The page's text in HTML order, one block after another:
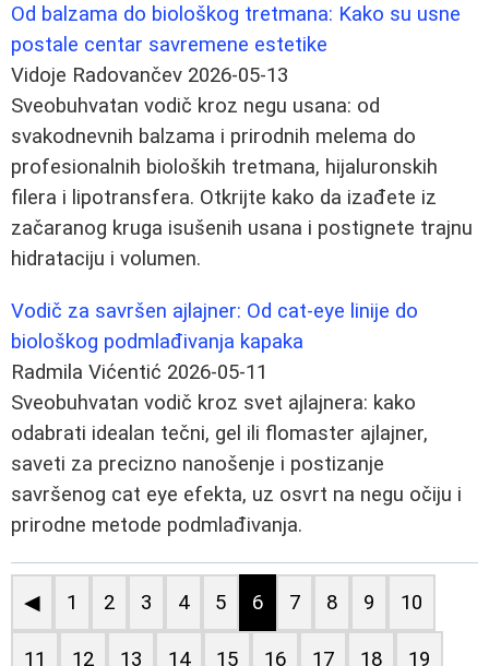
Od balzama do biološkog tretmana: Kako su usne
postale centar savremene estetike
Vidoje Radovančev 2026-05-13
Sveobuhvatan vodič kroz negu usana: od
svakodnevnih balzama i prirodnih melema do
profesionalnih bioloških tretmana, hijaluronskih
filera i lipotransfera. Otkrijte kako da izađete iz
začaranog kruga isušenih usana i postignete trajnu
hidrataciju i volumen.
Vodič za savršen ajlajner: Od cat-eye linije do
biološkog podmlađivanja kapaka
Radmila Vićentić 2026-05-11
Sveobuhvatan vodič kroz svet ajlajnera: kako
odabrati idealan tečni, gel ili flomaster ajlajner,
saveti za precizno nanošenje i postizanje
savršenog cat eye efekta, uz osvrt na negu očiju i
prirodne metode podmlađivanja.
◀ 1 2 3 4 5 6 7 8 9 10
11 12 13 14 15 16 17 18 19